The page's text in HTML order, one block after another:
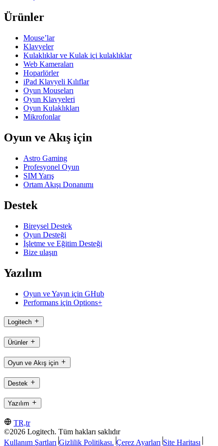
Ürünler
Mouse’lar
Klavyeler
Kulaklıklar ve Kulak içi kulaklıklar
Web Kameraları
Hoparlörler
iPad Klavyeli Kılıflar
Oyun Mouseları
Oyun Klavyeleri
Oyun Kulaklıkları
Mikrofonlar
Oyun ve Akış için
Astro Gaming
Profesyonel Oyun
SIM Yarış
Ortam Akışı Donanımı
Destek
Bireysel Destek
Oyun Desteği
İşletme ve Eğitim Desteği
Bize ulaşın
Yazılım
Oyun ve Yayın için GHub
Performans için Options+
Logitech
Ürünler
Oyun ve Akış için
Destek
Yazılım
TR,tr
©2026 Logitech. Tüm hakları saklıdır
Kullanım Şartları Gizlilik Politikası. Çerez Ayarları Site Haritası